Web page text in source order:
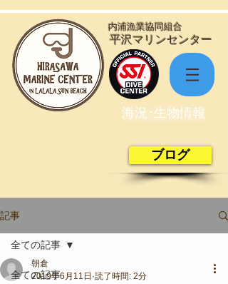
​平沢マリンセンター
​内浦漁業協同組合
海況･生物情報
ブログ
記事
全ての記事
全ての記事
朝倉
2019年6月11日 読了時間: 2分